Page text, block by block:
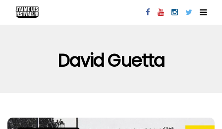
David Guetta